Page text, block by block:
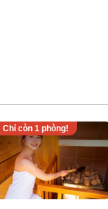
Chỉ còn 1phòng!